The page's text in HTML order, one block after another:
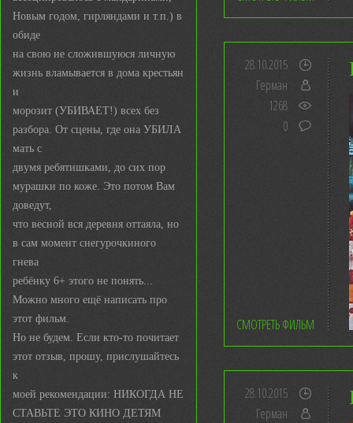
Новым годом, гирляндами и т.п.) в
обиде
на свою не сложившуюся личную
жизнь вламывается в дома крестьян
и
морозит (УБИВАЕТ!) всех без
разбора. От сцены, где она УБИЛА
мать с
двумя ребятишками, до сих пор
мурашки по коже. Это потом Вам
доведут,
что весной вся деревня оттаяла, но
в сам момент снегурочкиного
гнева
ребёнку 6+ этого не понять...
Можно много ещё написать про
этот фильм.
Но не будем. Если кто-то почитает
этот отзыв, прошу, прислушайтесь
к
моей рекомендации: НИКОГДА НЕ
СТАВЬТЕ ЭТО КИНО ДЕТЯМ
28.10.2015
Герман
1268
0
СМОТРЕТЬ ФИЛЬМ
28.10.2015
Герман